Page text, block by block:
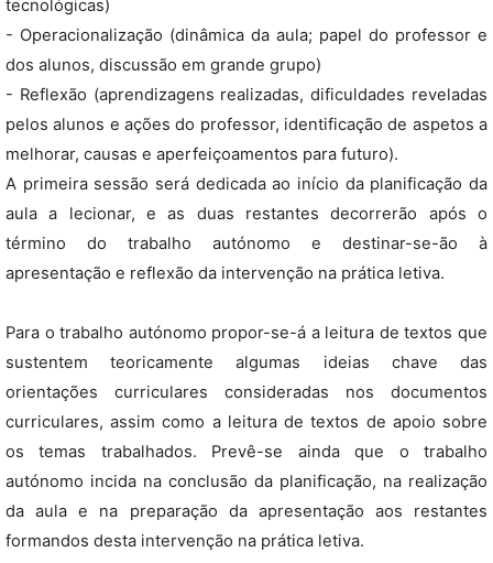
tecnológicas)
- Operacionalização (dinâmica da aula; papel do professor e
dos alunos, discussão em grande grupo)
- Reflexão (aprendizagens realizadas, dificuldades reveladas
pelos alunos e ações do professor, identificação de aspetos a
melhorar, causas e aperfeiçoamentos para futuro).
A primeira sessão será dedicada ao início da planificação da
aula a lecionar, e as duas restantes decorrerão após o
término do trabalho autónomo e destinar-se-ão à
apresentação e reflexão da intervenção na prática letiva.
Para o trabalho autónomo propor-se-á a leitura de textos que
sustentem teoricamente algumas ideias chave das
orientações curriculares consideradas nos documentos
curriculares, assim como a leitura de textos de apoio sobre
os temas trabalhados. Prevê-se ainda que o trabalho
autónomo incida na conclusão da planificação, na realização
da aula e na preparação da apresentação aos restantes
formandos desta intervenção na prática letiva.